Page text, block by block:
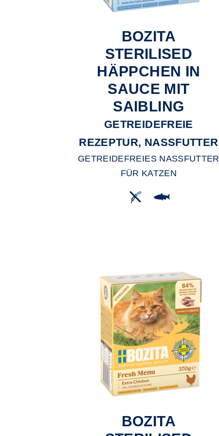
BOZITA
STERILISED
HÄPPCHEN IN
SAUCE MIT
SAIBLING
GETREIDEFREIE
REZEPTUR, NASSFUTTER
GETREIDEFREIES NASSFUTTER
FÜR KATZEN
BOZITA